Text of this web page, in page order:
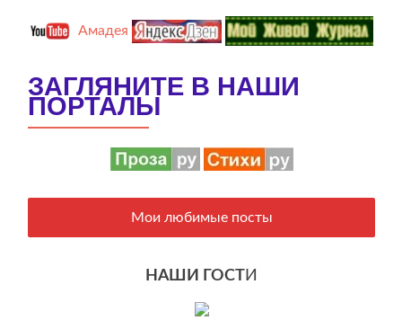
Амадея
ЗАГЛЯНИТЕ В НАШИ
ПОРТАЛЫ
Мои любимые посты
НАШИ ГОСТ И